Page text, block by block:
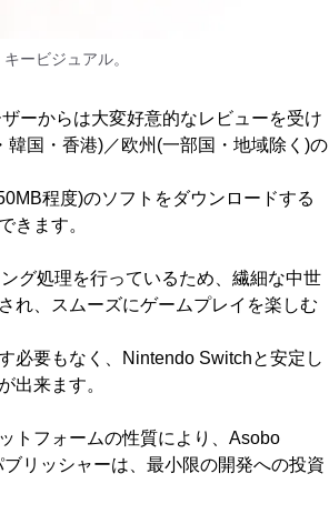
ービジュアル。
ーからは大変好意的なレビューを受け
国・香港)／欧州(一部国・地域除く)の
程度)のソフトをダウンロードする
きます。
グ処理を行っているため、繊細な中世
れ、スムーズにゲームプレイを楽しむ
必要もなく、Nintendo Switchと安定し
出来ます。
トフォームの性質により、Asobo
リッシャーは、最小限の開発への投資